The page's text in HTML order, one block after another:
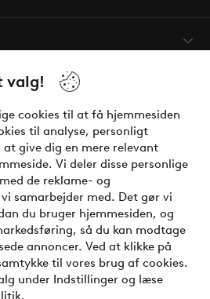
valg!
cookies til at få hjemmesiden
til analyse, personligt
give dig en mere relevant
Vi deler disse personlige
de reklame- og
samarbejder med. Det gør vi
du bruger hjemmesiden, og
så du kan modtage
annoncer. Ved at klikke på
til vores brug af cookies.
under Indstillinger og læse
.
- betal nu eller del op
vores betalingsmuligheder?